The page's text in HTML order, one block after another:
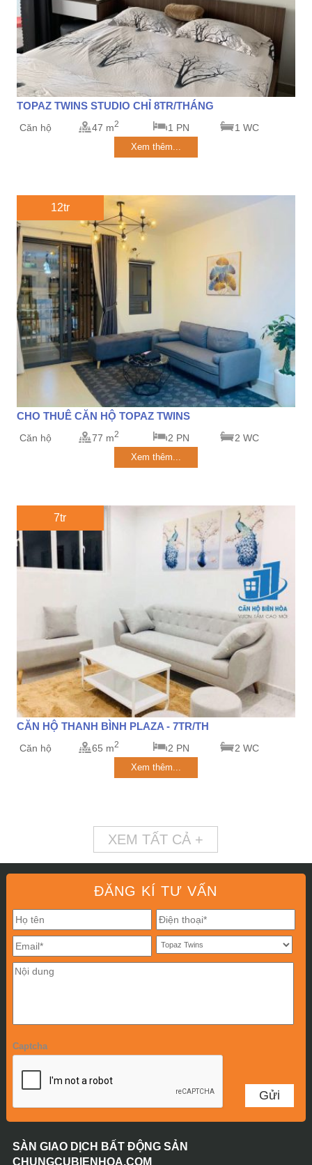
TOPAZ TWINS STUDIO CHỈ 8TR/THÁNG
Căn hộ 47 m2 1 PN 1 WC
Xem thêm...
12tr
CHO THUÊ CĂN HỘ TOPAZ TWINS
Căn hộ 77 m2 2 PN 2 WC
Xem thêm...
7tr
CĂN HỘ THANH BÌNH PLAZA - 7TR/TH
Căn hộ 65 m2 2 PN 2 WC
Xem thêm...
XEM TẤT CẢ +
ĐĂNG KÍ TƯ VẤN
Captcha
SÀN GIAO DỊCH BẤT ĐỘNG SẢN
CHUNGCUBIENHOA.COM